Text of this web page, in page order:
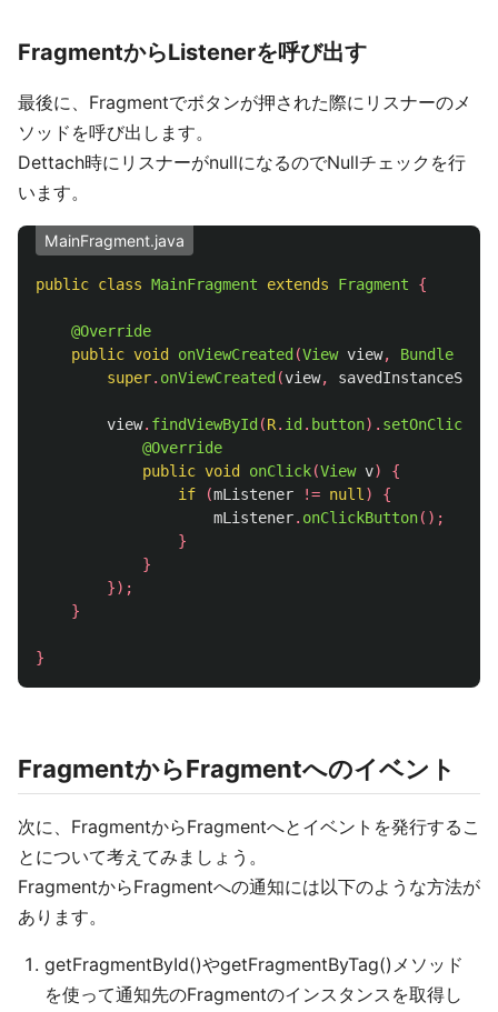
FragmentからListenerを呼び出す
最後に、Fragmentでボタンが押された際にリスナーのメ
ソッドを呼び出します。
Dettach時にリスナーがnullになるのでNullチェックを行
います。
MainFragment.java
public class MainFragment extends Fragment {
@Override
public void onViewCreated (View view, Bundle
super. onViewCreated (view, savedInstanceState
view. findViewById (R. id . button).
@Override
public void onClick(View v)
{
if
(mListener != null )
{
mListener. onClickButton();
}
}
});
}
}
FragmentからFragmentへのイベント
次に、FragmentからFragmentへとイベントを発行するこ
とについて考えてみましょう。
FragmentからFragmentへの通知には以下のような方法が
あります。
getFragmentById()やgetFragmentByTag()メソッド
を使って通知先のFragmentのインスタンスを取得し